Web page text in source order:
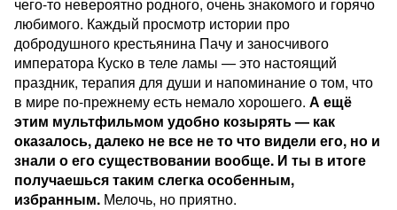
любимого. Каждый просмотр истории про
добродушного крестьянина Пачу и заносчивого
императора Куско в теле ламы — это настоящий
праздник, терапия для души и напоминание о том, что
в мире по-прежнему есть немало хорошего. А ещё
этим мультфильмом удобно козырять — как
оказалось, далеко не все не то что видели его, но и
знали о его существовании вообще. И ты в итоге
получаешься таким слегка особенным,
избранным. Мелочь, но приятно.